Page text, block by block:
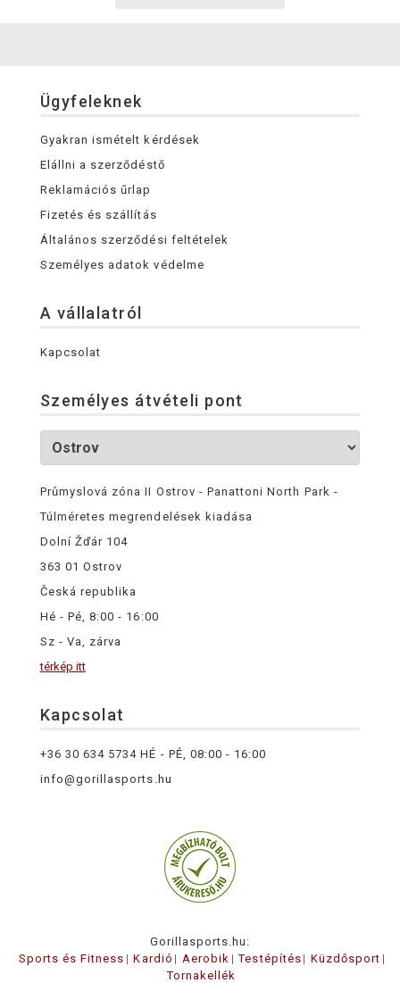
Ügyfeleknek
Gyakran ismételt kérdések
Elállni a szerződéstő
Reklamációs űrlap
Fizetés és szállítás
Általános szerződési feltételek
Személyes adatok védelme
A vállalatról
Kapcsolat
Személyes átvételi pont
Průmyslová zóna II Ostrov - Panattoni North Park -
Túlméretes megrendelések kiadása
Dolní Žďár 104
363 01 Ostrov
Česká republika
Hé - Pé, 8:00 - 16:00
Sz - Va, zárva
térkép itt
Kapcsolat
+36 30 634 5734 HÉ - PÉ, 08:00 - 16:00
info@gorillasports.hu
Gorillasports.hu:
Sports és Fitness
Kardió Aerobik Testépítés
Küzdősport
Tornakellék